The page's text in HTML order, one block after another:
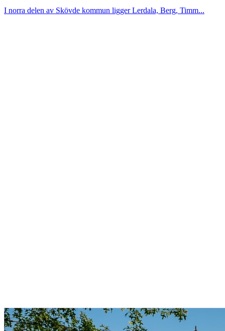
I norra delen av Skövde kommun ligger Lerdala, Berg, Timm...